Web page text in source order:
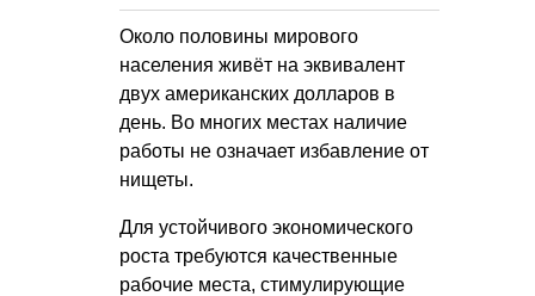
Около половины мирового
населения живёт на эквивалент
двух американских долларов в
день. Во многих местах наличие
работы не означает избавление от
нищеты.
Для устойчивого экономического
роста требуются качественные
рабочие места, стимулирующие